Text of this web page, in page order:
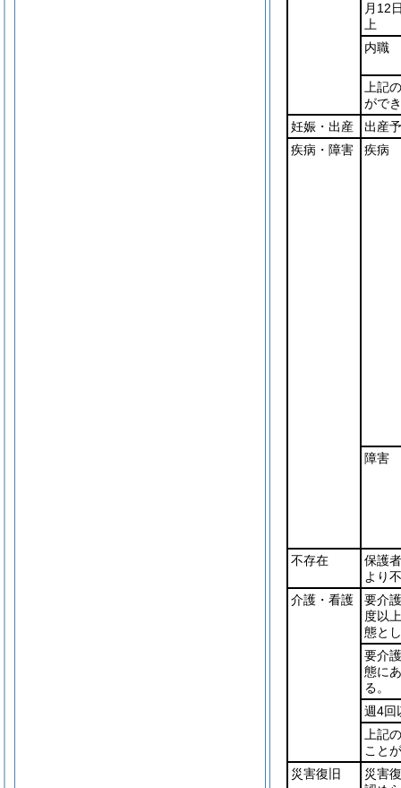
月12
上
内職
上記
がで
妊娠・出産
出産
疾病・障害
疾病
障害
不存在
保護
より
介護・看護
要介護
度以
態と
要介護
態に
る。
週4回
上記
こと
災害復旧
災害